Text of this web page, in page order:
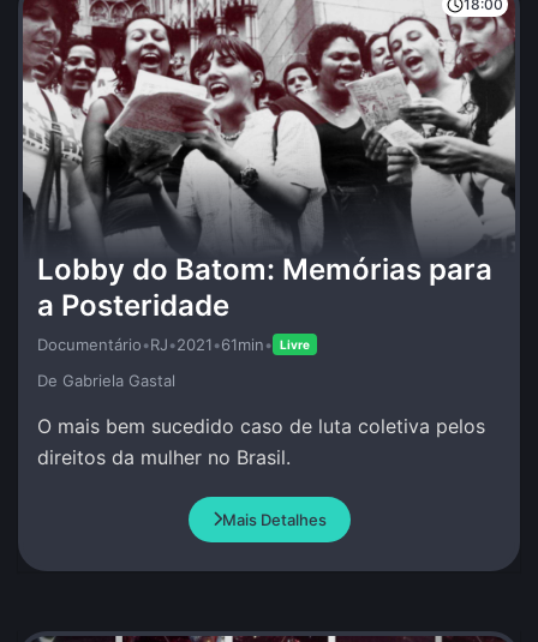
18:00
Lobby do Batom: Memórias para
a Posteridade
Documentário•RJ•2021•61min• Livre
De Gabriela Gastal
O mais bem sucedido caso de luta coletiva pelos
direitos da mulher no Brasil.
Mais Detalhes